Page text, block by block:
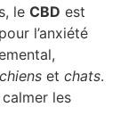
le CBD est
l’anxiété
chiens et chats.
les